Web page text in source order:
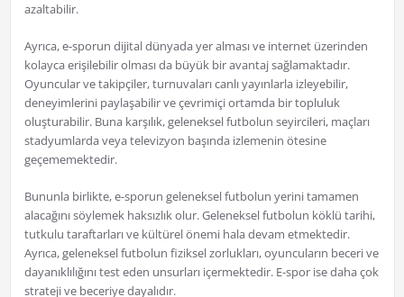
azaltabilir.
Ayrıca, e-sporun dijital dünyada yer alması ve internet üzerinden
kolayca erişilebilir olması da büyük bir avantaj sağlamaktadır.
Oyuncular ve takipçiler, turnuvaları canlı yayınlarla izleyebilir,
deneyimlerini paylaşabilir ve çevrimiçi ortamda bir topluluk
oluşturabilir. Buna karşılık, geleneksel futbolun seyircileri, maçları
stadyumlarda veya televizyon başında izlemenin ötesine
geçememektedir.
Bununla birlikte, e-sporun geleneksel futbolun yerini tamamen
alacağını söylemek haksızlık olur. Geleneksel futbolun köklü tarihi,
tutkulu taraftarları ve kültürel önemi hala devam etmektedir.
Ayrıca, geleneksel futbolun fiziksel zorlukları, oyuncuların beceri ve
dayanıklılığını test eden unsurları içermektedir. E-spor ise daha çok
strateji ve beceriye dayalıdır.